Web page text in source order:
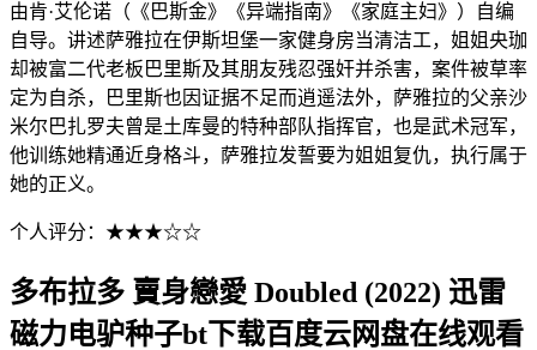
由肯·艾伦诺（《巴斯金》《异端指南》《家庭主妇》）自编
自导。讲述萨雅拉在伊斯坦堡一家健身房当清洁工，姐姐央珈
却被富二代老板巴里斯及其朋友残忍强奸并杀害，案件被草率
定为自杀，巴里斯也因证据不足而逍遥法外，萨雅拉的父亲沙
米尔巴扎罗夫曾是土库曼的特种部队指挥官，也是武术冠军，
他训练她精通近身格斗，萨雅拉发誓要为姐姐复仇，执行属于
她的正义。
个人评分：★★★☆☆
多布拉多 賣身戀愛 Doubled (2022) 迅雷
磁力电驴种子bt下载百度云网盘在线观看